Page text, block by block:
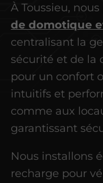
À Toussieu,
de domotique
centralisant la
sécurité et de la
pour un confort
intuitifs et
comme aux
garantissant
Nous installons
recharge pour